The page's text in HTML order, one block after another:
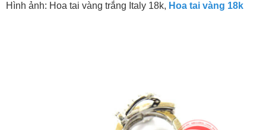
Hình ảnh: Hoa tai vàng trắng Italy 18k, Hoa tai vàng 18k